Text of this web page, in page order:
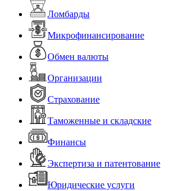
Ломбарды
Микрофинансирование
Обмен валюты
Организации
Страхование
Таможенные и складские
Финансы
Экспертиза и патентование
Юридические услуги